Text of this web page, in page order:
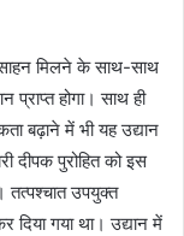
मिलने के साथ-साथ
प्राप्त होगा। साथ ही
बढ़ाने में भी यह उद्यान
दीपक पुरोहित को इस
तत्पश्चात उपयुक्त
दिया गया था। उद्यान में